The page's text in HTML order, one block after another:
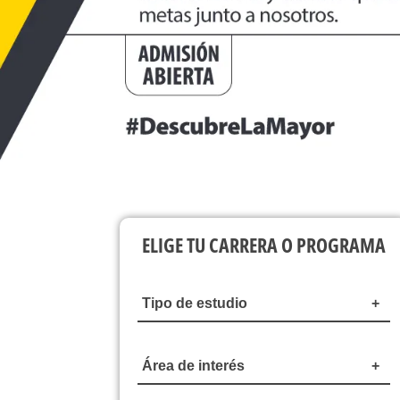
ELIGE TU CARRERA O PROGRAMA
Tipo de estudio
Área de interés